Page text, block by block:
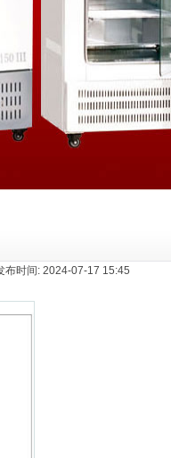
布时间: 2024-07-17 15:45